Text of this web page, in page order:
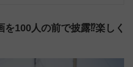
100人の前で披露⁉楽しく